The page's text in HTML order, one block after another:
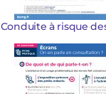
Conduite à risque